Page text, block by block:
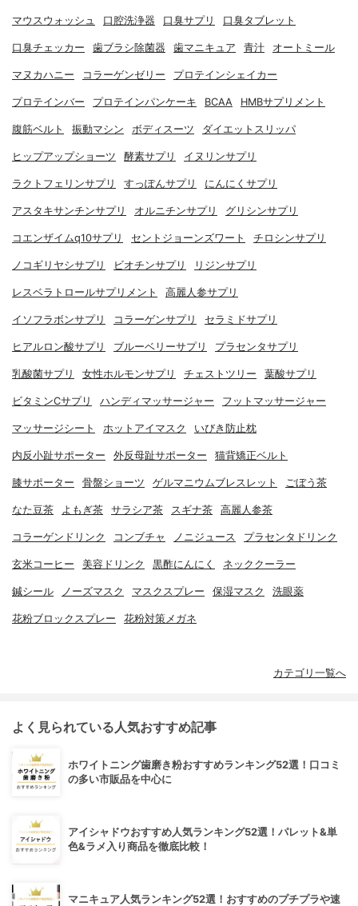
マウスウォッシュ 口腔洗浄器 口臭サプリ 口臭タブレット
口臭チェッカー 歯ブラシ除菌器 歯マニキュア 青汁 オートミール
マヌカハニー コラーゲンゼリー プロテインシェイカー
プロテインバー プロテインパンケーキ BCAA HMBサプリメント
腹筋ベルト 振動マシン ボディスーツ ダイエットスリッパ
ヒップアップショーツ 酵素サプリ イヌリンサプリ
ラクトフェリンサプリ すっぽんサプリ にんにくサプリ
アスタキサンチンサプリ オルニチンサプリ グリシンサプリ
コエンザイムq10サプリ セントジョーンズワート チロシンサプリ
ノコギリヤシサプリ ビオチンサプリ リジンサプリ
レスベラトロールサプリメント 高麗人参サプリ
イソフラボンサプリ コラーゲンサプリ セラミドサプリ
ヒアルロン酸サプリ ブルーベリーサプリ プラセンタサプリ
乳酸菌サプリ 女性ホルモンサプリ チェストツリー 葉酸サプリ
ビタミンCサプリ ハンディマッサージャー フットマッサージャー
マッサージシート ホットアイマスク いびき防止枕
内反小趾サポーター 外反母趾サポーター 猫背矯正ベルト
膝サポーター 骨盤ショーツ ゲルマニウムブレスレット ごぼう茶
なた豆茶 よもぎ茶 サラシア茶 スギナ茶 高麗人参茶
コラーゲンドリンク コンブチャ ノニジュース プラセンタドリンク
玄米コーヒー 美容ドリンク 黒酢にんにく ネッククーラー
鍼シール ノーズマスク マスクスプレー 保湿マスク 洗眼薬
花粉ブロックスプレー 花粉対策メガネ
カテゴリ一覧へ
よく見られている人気おすすめ記事
ホワイトニング歯磨き粉おすすめランキング52選！口コミ
の多い市販品を中心に
アイシャドウおすすめ人気ランキング52選！パレット&単
色&ラメ入り商品を徹底比較！
マニキュア人気ランキング52選！おすすめのプチプラや速